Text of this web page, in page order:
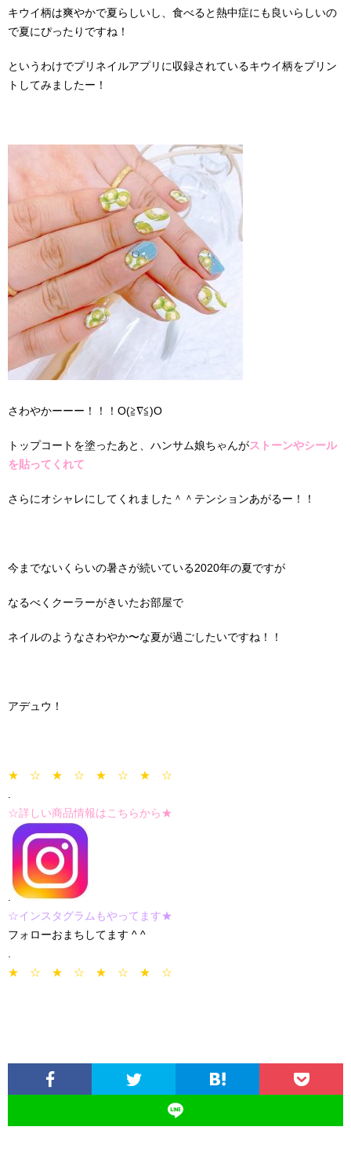
キウイ柄は爽やかで夏らしいし、食べると熱中症にも良いらしいの
で夏にぴったりですね！
というわけでプリネイルアプリに収録されているキウイ柄をプリン
トしてみましたー！
さわやかーーー！！！O(≧∇≦)O
トップコートを塗ったあと、ハンサム娘ちゃんがストーンやシール
を貼ってくれて
さらにオシャレにしてくれました＾＾テンションあがるー！！
今までないくらいの暑さが続いている2020年の夏ですが
なるべくクーラーがきいたお部屋で
ネイルのようなさわやか〜な夏が過ごしたいですね！！
アデュウ！
★ ☆ ★ ☆ ★ ☆ ★ ☆
☆詳しい商品情報はこちらから★
☆インスタグラムもやってます★
フォローおまちしてます ^ ^
★ ☆ ★ ☆ ★ ☆ ★ ☆